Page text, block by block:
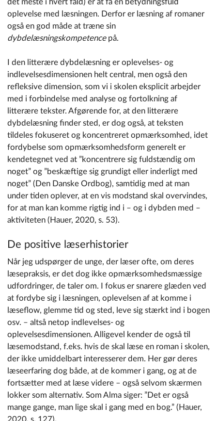
det meste i hvert fald) er at få en betydningsfuld
oplevelse med læsningen. Derfor er læsning af romaner
også en god måde at træne sin
dybdelæsningskompetencepå.
I den litterære dybdelæsning er oplevelses- og
indlevelsesdimensionen helt central, men også den
refleksive dimension, som vi i skolen eksplicit arbejder
med i forbindelse med analyse og fortolkning af
litterære tekster. Afgørende for, at den litterære
dybdelæsning finder sted, er dog også, at teksten
tildeles fokuseret og koncentreret opmærksomhed, idet
fordybelse som opmærksomhedsform generelt er
kendetegnet ved at ”koncentrere sig fuldstændig om
noget” og ”beskæftige sig grundigt eller inderligt med
noget” (Den Danske Ordbog), samtidig med at man
under tiden oplever, at en vis modstand skal overvindes,
for at man kan komme rigtig ind i – og i dybden med –
aktiviteten (Hauer, 2020, s. 53).
De positive læserhistorier
Når jeg udspørger de unge, der læser ofte, om deres
læsepraksis, er det dog ikke opmærksomhedsmæssige
udfordringer, de taler om. I fokus er snarere glæden ved
at fordybe sig i læsningen, oplevelsen af at komme i
læseflow, glemme tid og sted, leve sig stærkt ind i bogen
osv. – altså netop indlevelses- og
oplevelsesdimensionen. Alligevel kender de også til
læsemodstand, f.eks. hvis de skal læse en roman i skolen,
der ikke umiddelbart interesserer dem. Her gør deres
læseerfaring dog både, at de kommer i gang, og at de
fortsætter med at læse videre – også selvom skærmen
lokker som alternativ. Som Alma siger: ”Det er også
mange gange, man lige skal i gang med en bog.” (Hauer,